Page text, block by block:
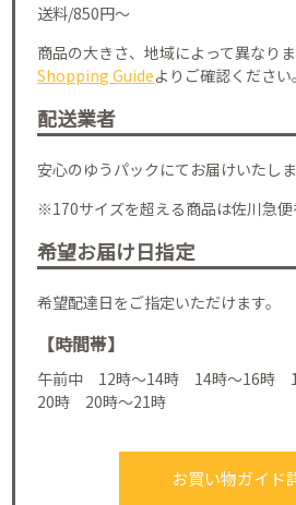
送料/850円～
商品の大きさ、地域によって異なり
Shopping Guideよりご確認ください。
配送業者
安心のゆうパックにてお届けいたしま
※170サイズを超える商品は佐川急便
希望お届け日指定
希望配達日をご指定いただけます。
【時間帯】
午前中 12時～14時 14時～16時
20時 20時～21時
お買い物ガイド